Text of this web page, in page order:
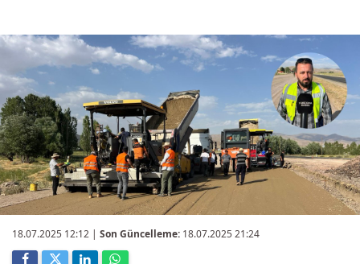
18.07.2025 12:12 | Son Güncelleme: 18.07.2025 21:24